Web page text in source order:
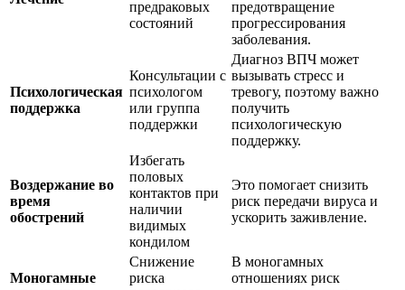
предраковых
состояний
предотвращение
прогрессирования
заболевания.
Психологическая
поддержка
Консультации с
психологом
или группа
поддержки
Диагноз ВПЧ может
вызывать стресс и
тревогу, поэтому важно
получить
психологическую
поддержку.
Воздержание во
время
обострений
Избегать
половых
контактов при
наличии
видимых
кондилом
Это помогает снизить
риск передачи вируса и
ускорить заживление.
Моногамные
Снижение
риска
В моногамных
отношениях риск